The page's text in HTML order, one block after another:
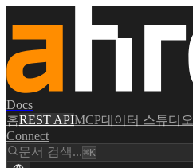
Docs
홈REST APIMCP데이터 스튜디오
Connect
문서 검색...⌘K